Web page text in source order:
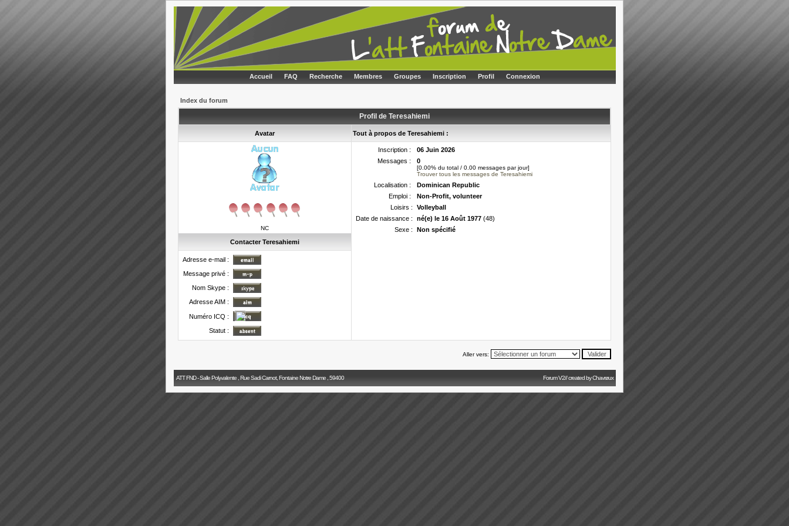
Accueil FAQ Recherche Membres Groupes Inscription Profil Connexion
Index du forum
Profil de Teresahiemi
Avatar Tout à propos de Teresahiemi :
NC
Inscription :
06 Juin 2026
Messages :
0
[0.00% du total / 0.00 messages par jour]
Trouver tous les messages de Teresahiemi
Localisation :
Dominican Republic
Emploi :
Non-Profit, volunteer
Loisirs :
Volleyball
Date de naissance :
né(e) le 16 Août 1977 (48)
Sexe :
Non spécifié
Contacter Teresahiemi
Adresse e-mail :
Message privé :
Nom Skype :
Adresse AIM :
Numéro ICQ :
Statut :
Aller vers:
ATT FND - Salle Polyvalente , Rue Sadi Carnot, Fontaine Notre Dame , 59400 Forum V2// created by Chavrøux